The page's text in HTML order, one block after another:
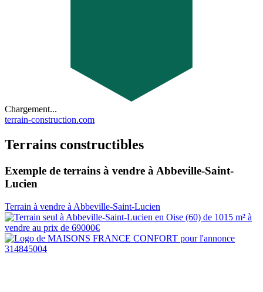
Chargement...
terrain-construction.com
Terrains constructibles
Exemple de terrains à vendre à Abbeville-Saint-
Lucien
Terrain à vendre à Abbeville-Saint-Lucien